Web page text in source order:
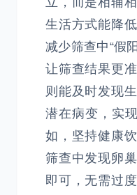
生活方式能降
减少筛查中“假
让筛查结果更
则能及时发现
潜在病变，实
如，坚持健康
筛查中发现卵
即可，无需过